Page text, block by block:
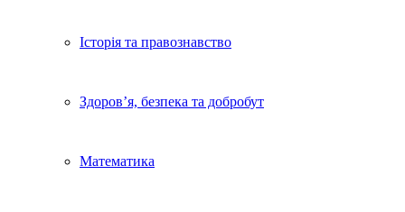
Історія та правознавство
Здоров’я, безпека та добробут
Математика